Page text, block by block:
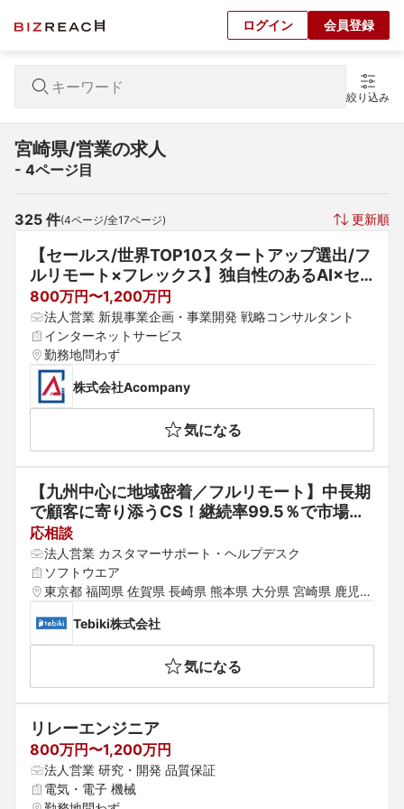
ログイン 会員登録
絞り込み
宮崎県/営業の求人
- 4ページ目
325 件(4ページ/全17ページ) 更新順
【セールス/世界TOP10スタートアップ選出/フ
ルリモート×フレックス】独自性のあるAI×セ
キュリティのディープテックカンパニーでソリ
ューションセールスを募集します！
800万円〜1,200万円
法人営業 新規事業企画・事業開発 戦略コンサルタント
インターネットサービス
勤務地問わず
株式会社Acompany
気になる
【九州中心に地域密着／フルリモート】中長期
で顧客に寄り添うCS！継続率99.5％で市場の
圧倒的支持を得る現場DX推進SaaS【累計約40
億円調達／社員数約200名／海外展開中／Saa
S】
応相談
法人営業 カスタマーサポート・ヘルプデスク
ソフトウエア
東京都 福岡県 佐賀県 長崎県 熊本県 大分県 宮崎県 鹿児島
Tebiki株式会社
気になる
リレーエンジニア
800万円〜1,200万円
法人営業 研究・開発 品質保証
電気・電子 機械